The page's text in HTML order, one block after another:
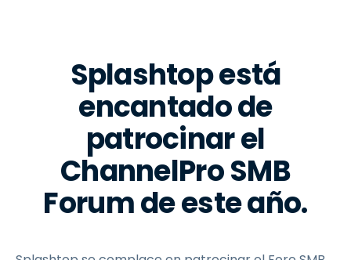
Splashtop está
encantado de
patrocinar el
ChannelPro SMB
Forum de este año.